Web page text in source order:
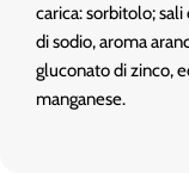
carica: sorbitolo;
di sodio, aroma
gluconato di zinco,
manganese.